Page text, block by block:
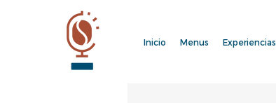
Inicio Menus Experiencias